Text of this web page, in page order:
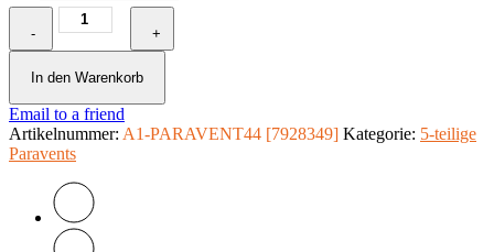
-
teiliges
Paravent
-
behind
the
Wall
[Room
Dividers]
Menge
+
In den Warenkorb
Email to a friend
Artikelnummer: A1-PARAVENT44 [7928349] Kategorie: 5-teilige
Paravents